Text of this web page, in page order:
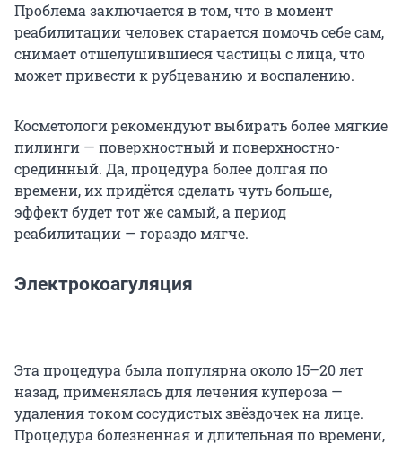
Проблема заключается в том, что в момент
реабилитации человек старается помочь себе сам,
снимает отшелушившиеся частицы с лица, что
может привести к рубцеванию и воспалению.
Косметологи рекомендуют выбирать более мягкие
пилинги — поверхностный и поверхностно-
срединный. Да, процедура более долгая по
времени, их придётся сделать чуть больше,
эффект будет тот же самый, а период
реабилитации — гораздо мягче.
Электрокоагуляция
Эта процедура была популярна около 15–20 лет
назад, применялась для лечения купероза —
удаления током сосудистых звёздочек на лице.
Процедура болезненная и длительная по времени,